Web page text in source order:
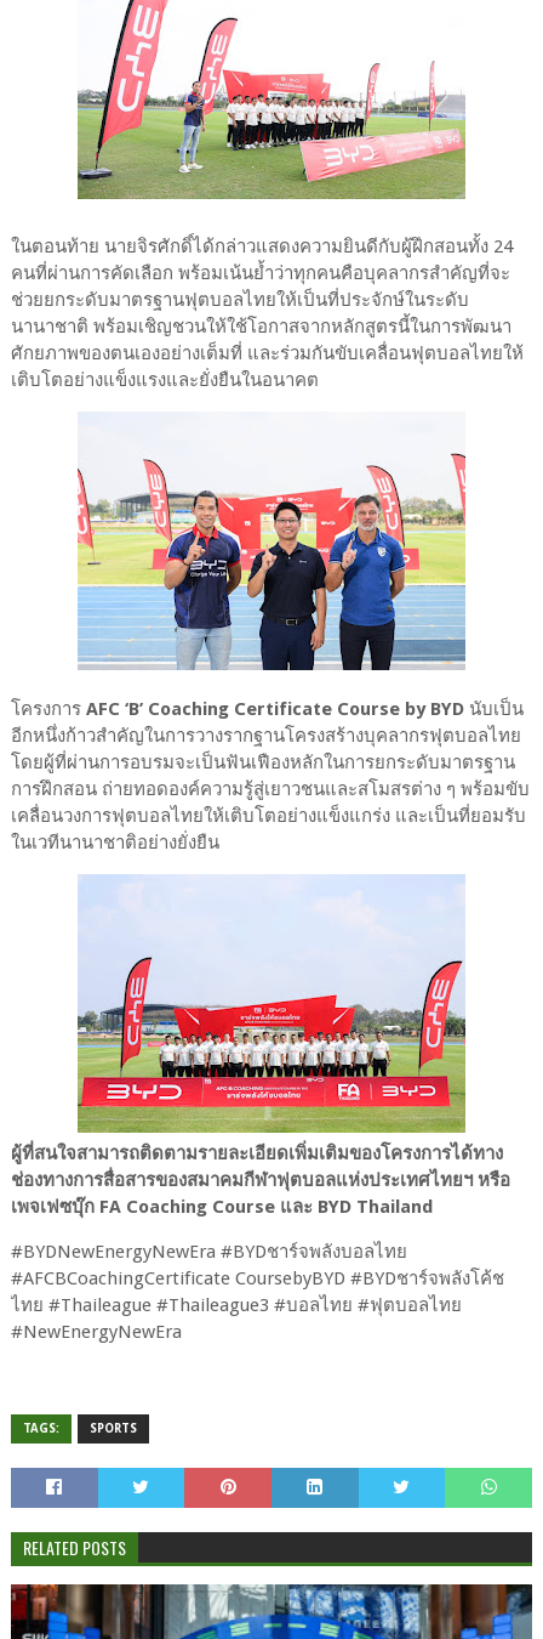
ในตอนท้าย นายจิรศักดิ์ได้กล่าวแสดงความยินดีกับผู้ฝึกสอนทั้ง 24
คนที่ผ่านการคัดเลือก พร้อมเน้นย้ำว่าทุกคนคือบุคลากรสำคัญที่จะ
ช่วยยกระดับมาตรฐานฟุตบอลไทยให้เป็นที่ประจักษ์ในระดับ
นานาชาติ พร้อมเชิญชวนให้ใช้โอกาสจากหลักสูตรนี้ในการพัฒนา
ศักยภาพของตนเองอย่างเต็มที่ และร่วมกันขับเคลื่อนฟุตบอลไทยให้
เติบโตอย่างแข็งแรงและยั่งยืนในอนาคต
โครงการAFC ‘B’ Coaching Certificate Course by BYDนับเป็น
อีกหนึ่งก้าวสำคัญในการวางรากฐานโครงสร้างบุคลากรฟุตบอลไทย
โดยผู้ที่ผ่านการอบรมจะเป็นฟันเฟืองหลักในการยกระดับมาตรฐาน
การฝึกสอน ถ่ายทอดองค์ความรู้สู่เยาวชนและสโมสรต่าง ๆ พร้อมขับ
เคลื่อนวงการฟุตบอลไทยให้เติบโตอย่างแข็งแกร่ง และเป็นที่ยอมรับ
ในเวทีนานาชาติอย่างยั่งยืน
ผู้ที่สนใจสามารถติดตามรายละเอียดเพิ่มเติมของโครงการได้ทาง
ช่องทางการสื่อสารของสมาคมกีฬาฟุตบอลแห่งประเทศไทยฯ หรือ
เพจเฟซบุ๊ก FA Coaching Course และ BYD Thailand
#BYDNewEnergyNewEra #BYDชาร์จพลังบอลไทย
#AFCBCoachingCertificate CoursebyBYD #BYDชาร์จพลังโค้ช
ไทย #Thaileague #Thaileague3 #บอลไทย #ฟุตบอลไทย
#NewEnergyNewEra
TAGS: SPORTS
RELATED POSTS